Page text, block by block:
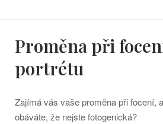
Proměna při
portrétu
Zajímá vás vaše proměna při focení,
obáváte, že nejste fotogenická?